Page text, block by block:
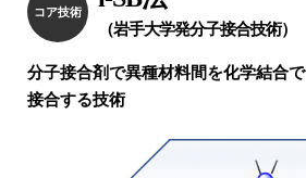
コア技術
（岩手大学発分子接合技術）
分子接合剤で異種材料間を化学結合で
接合する技術